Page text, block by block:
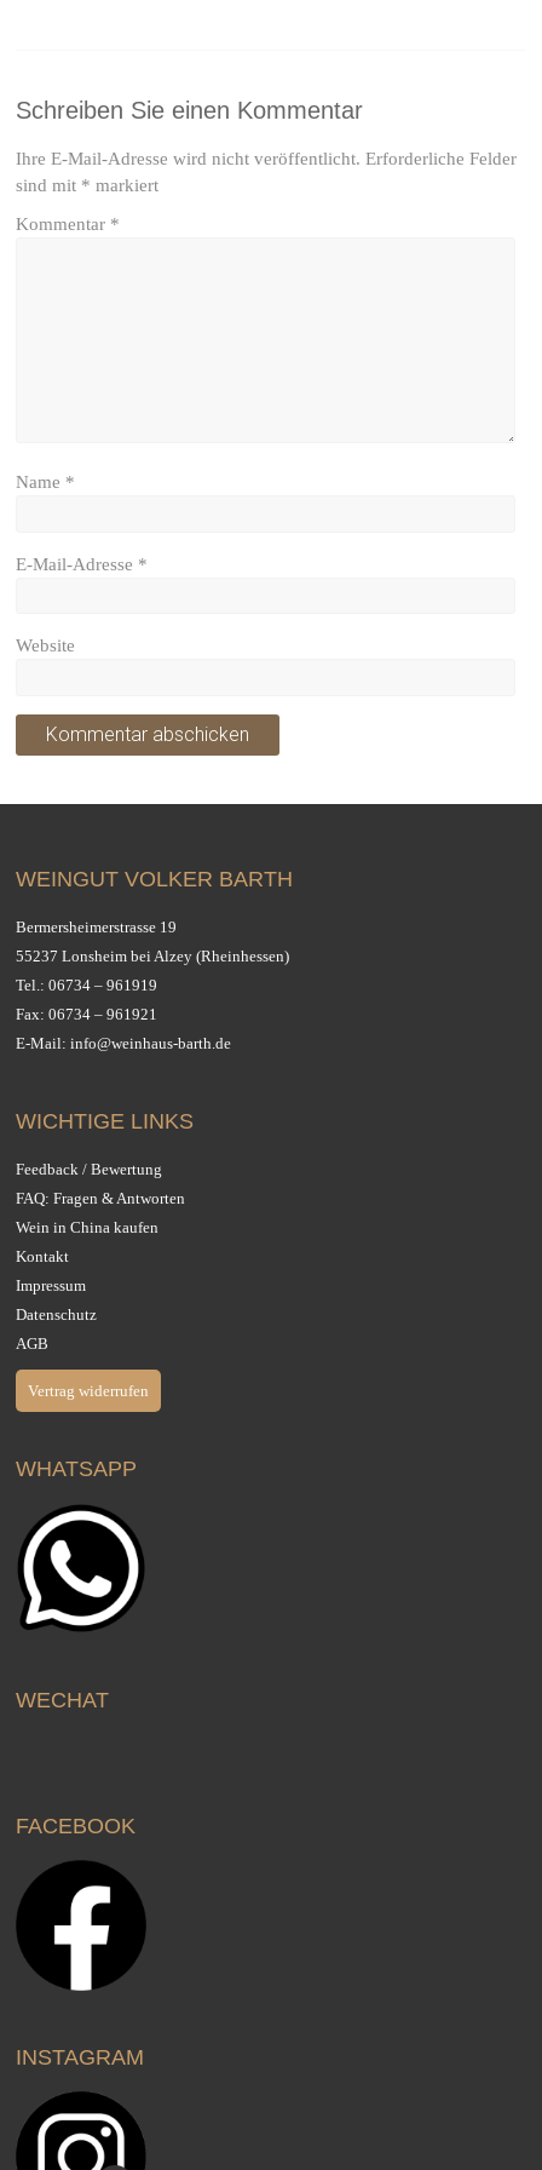
Schreiben Sie einen Kommentar
Ihre E-Mail-Adresse wird nicht veröffentlicht. Erforderliche Felder
sind mit * markiert
Kommentar *
Name *
E-Mail-Adresse *
Website
WEINGUT VOLKER BARTH
Bermersheimerstrasse 19
55237 Lonsheim bei Alzey (Rheinhessen)
Tel.:06734 – 961919
Fax: 06734 – 961921
E-Mail:info@weinhaus-barth.de
WICHTIGE LINKS
Feedback / Bewertung
FAQ: Fragen & Antworten
Wein in China kaufen
Kontakt
Impressum
Datenschutz
AGB
Vertrag widerrufen
WHATSAPP
WECHAT
FACEBOOK
INSTAGRAM